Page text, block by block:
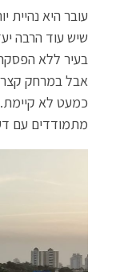
o
k
עובר היא נהיית
שיש עוד הרבה
בעיר ללא
אבל במרחק
כמעט לא
מתמודדים עם